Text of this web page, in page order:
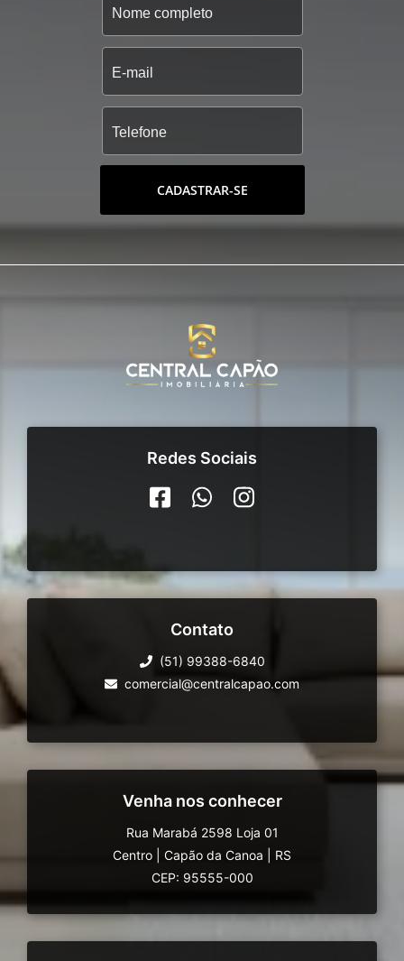
CADASTRAR-SE
Redes Sociais
Contato
(51) 99388-6840
comercial@centralcapao.com
Venha nos conhecer
Rua Marabá 2598 Loja 01
Centro
Capão da Canoa
RS
CEP: 95555-000